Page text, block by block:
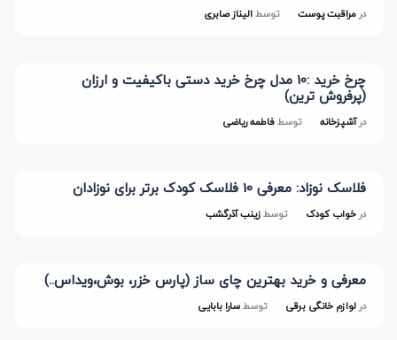
درمراقبت پوست توسطالیناز صابری
چرخ خرید :10 مدل چرخ خرید دستی باکیفیت و ارزان
(پرفروش ترین)
درآشپزخانه توسطفاطمه ریاضی
فلاسک نوزاد: معرفی 10 فلاسک کودک برتر برای نوزادان
درخواب کودک توسطزینب آذرگشب
معرفی و خرید بهترین چای ساز (پارس خزر، بوش،ویداس..)
درلوازم خانگی برقی توسطسارا بابایی